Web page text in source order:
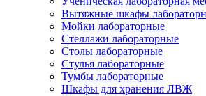
Вытяжные шкафы
Мойки лабораторные
Стеллажи лабораторные
Столы лабораторные
Стулья лабораторные
Тумбы лабораторные
Шкафы для хранения ЛВЖ